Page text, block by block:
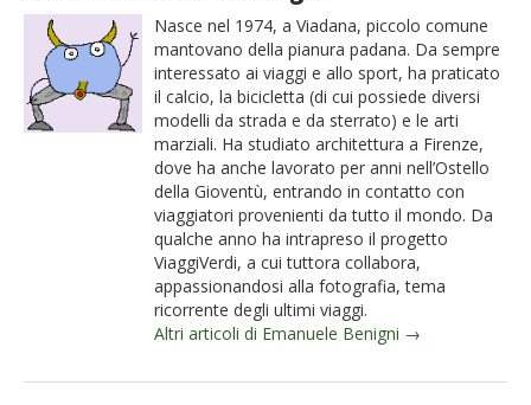
Nasce nel 1974, a Viadana, piccolo comune
mantovano della pianura padana. Da sempre
interessato ai viaggi e allo sport, ha praticato
il calcio, la bicicletta (di cui possiede diversi
modelli da strada e da sterrato) e le arti
marziali. Ha studiato architettura a Firenze,
dove ha anche lavorato per anni nell’Ostello
della Gioventù, entrando in contatto con
viaggiatori provenienti da tutto il mondo. Da
qualche anno ha intrapreso il progetto
ViaggiVerdi, a cui tuttora collabora,
appassionandosi alla fotografia, tema
ricorrente degli ultimi viaggi.
Altri articoli di Emanuele Benigni →